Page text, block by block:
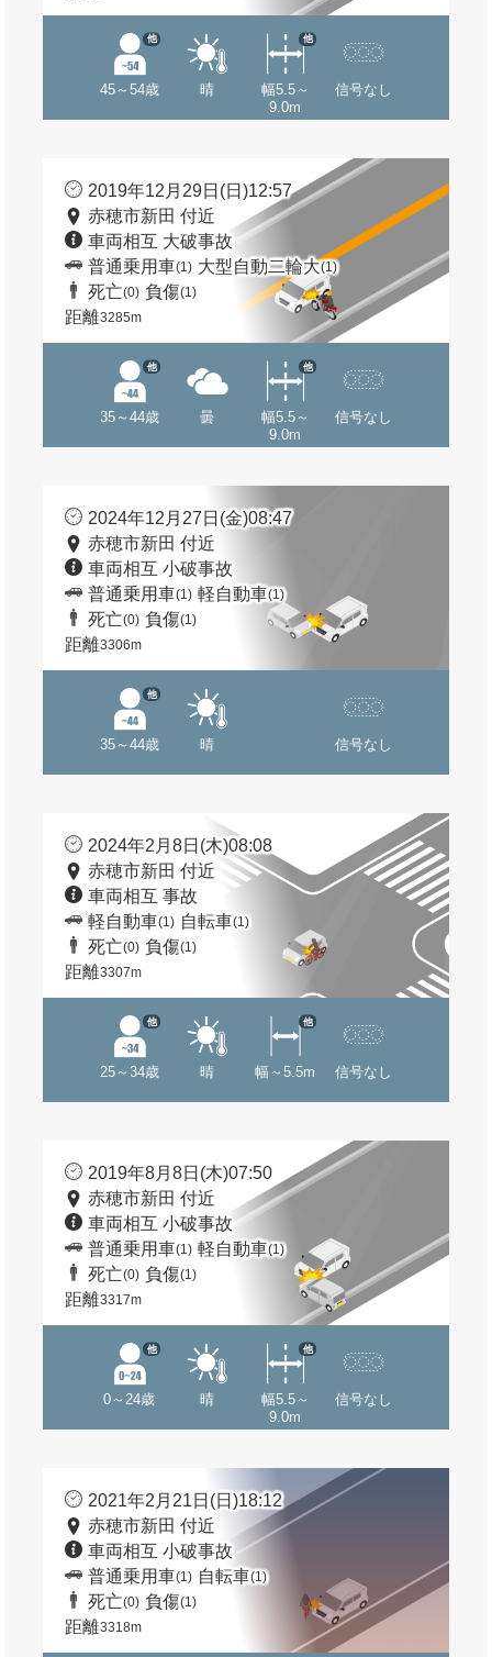
45～54歳
他
晴
幅5.5～
9.0m
他
信号なし
2019年12月29日(日)12:57
赤穂市新田 付近
車両相互 大破事故
普通乗用車(1) 大型自動二輪大(1)
死亡(0) 負傷(1)
距離3285m
35～44歳
他
曇
幅5.5～
9.0m
他
信号なし
2024年12月27日(金)08:47
赤穂市新田 付近
車両相互 小破事故
普通乗用車(1) 軽自動車(1)
死亡(0) 負傷(1)
距離3306m
35～44歳
他
晴 信号なし
2024年2月8日(木)08:08
赤穂市新田 付近
車両相互 事故
軽自動車(1) 自転車(1)
死亡(0) 負傷(1)
距離3307m
25～34歳
他
晴 幅～5.5m
他
信号なし
2019年8月8日(木)07:50
赤穂市新田 付近
車両相互 小破事故
普通乗用車(1) 軽自動車(1)
死亡(0) 負傷(1)
距離3317m
0～24歳
他
晴
幅5.5～
9.0m
他
信号なし
2021年2月21日(日)18:12
赤穂市新田 付近
車両相互 小破事故
普通乗用車(1) 自転車(1)
死亡(0) 負傷(1)
距離3318m